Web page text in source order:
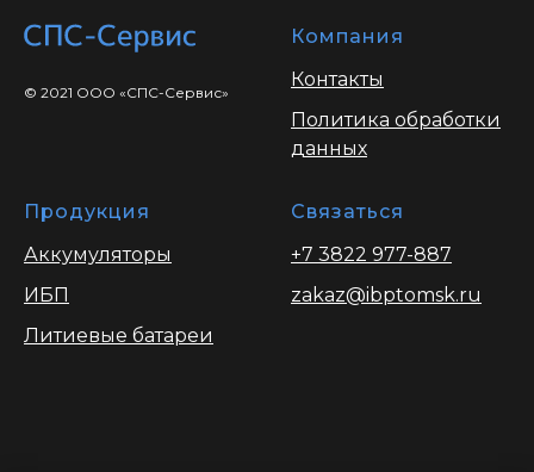
© 2021 ООО «СПС-Сервис»
Компания
Контакты
Политика обработки
данных
Продукция
Аккумуляторы
ИБП
Литиевые батареи
Связаться
+7 3822 977-887
zakaz@ibptomsk.ru